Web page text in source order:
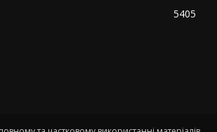
5405